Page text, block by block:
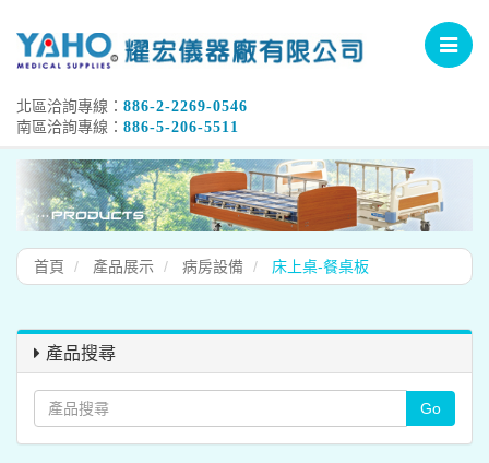
Toggle
北區洽詢專線： 886-2-2269-0546
南區洽詢專線： 886-5-206-5511
首頁 產品展示 病房設備 床上桌-餐桌板
產品搜尋